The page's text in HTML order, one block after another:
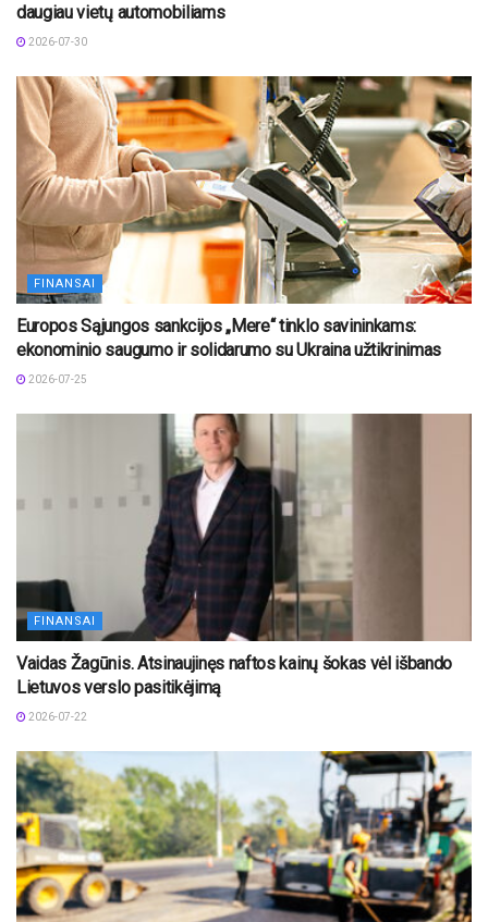
daugiau vietų automobiliams
2026-07-30
FINANSAI
Europos Sąjungos sankcijos „Mere“ tinklo savininkams:
ekonominio saugumo ir solidarumo su Ukraina užtikrinimas
2026-07-25
FINANSAI
Vaidas Žagūnis. Atsinaujinęs naftos kainų šokas vėl išbando
Lietuvos verslo pasitikėjimą
2026-07-22